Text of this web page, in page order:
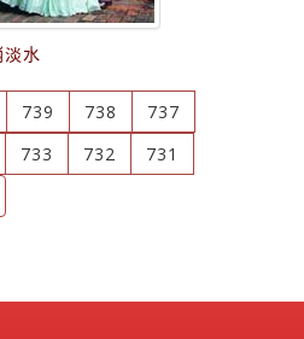
水
739 738
737
733 732
731